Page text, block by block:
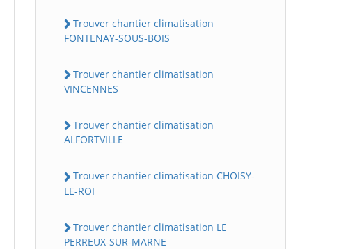
Trouver chantier climatisation
FONTENAY-SOUS-BOIS
Trouver chantier climatisation
VINCENNES
Trouver chantier climatisation
ALFORTVILLE
Trouver chantier climatisation CHOISY-
LE-ROI
Trouver chantier climatisation LE
PERREUX-SUR-MARNE